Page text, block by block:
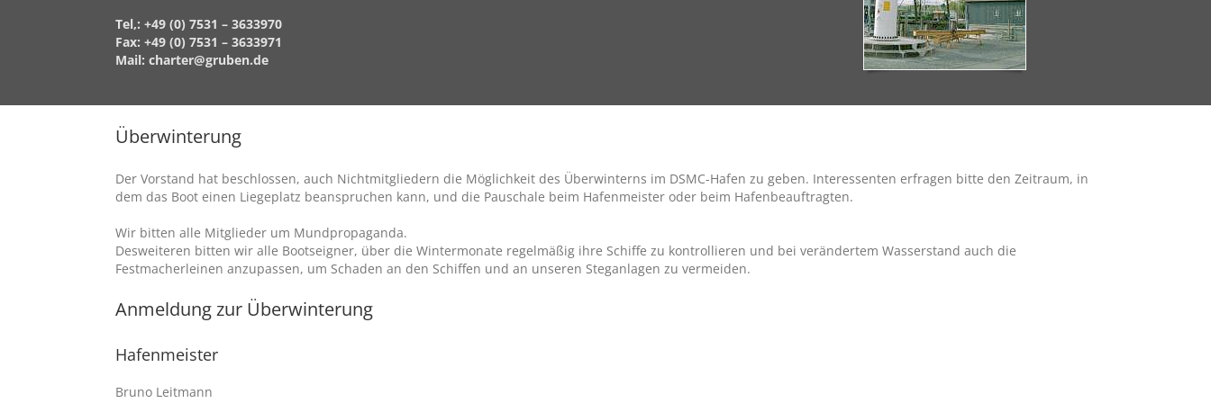
Tel,: +49 (0) 7531 – 3633970
Fax: +49 (0) 7531 – 3633971
Mail:charter@gruben.de
Überwinterung
Der Vorstand hat beschlossen, auch Nichtmitgliedern die Möglichkeit des Überwinterns im DSMC-Hafen zu geben. Interessenten erfragen bitte den Zeitraum, in
dem das Boot einen Liegeplatz beanspruchen kann, und die Pauschale beim Hafenmeister oder beim Hafenbeauftragten.
Wir bitten alle Mitglieder um Mundpropaganda.
Desweiteren bitten wir alle Bootseigner, über die Wintermonate regelmäßig ihre Schiffe zu kontrollieren und bei verändertem Wasserstand auch die
Festmacherleinen anzupassen, um Schaden an den Schiffen und an unseren Steganlagen zu vermeiden.
Anmeldung zur Überwinterung
Hafenmeister
Bruno Leitmann